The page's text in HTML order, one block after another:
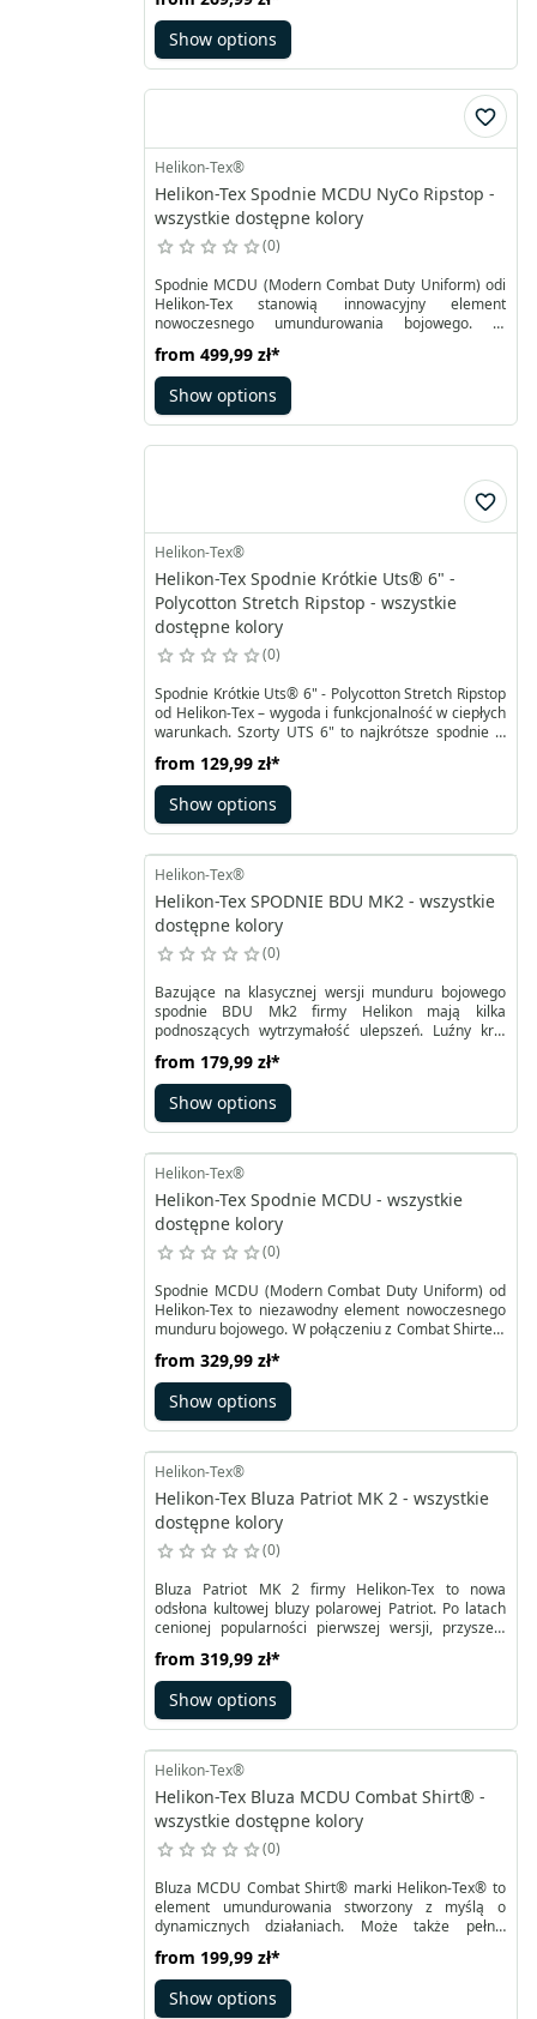
bojowego MBDU przydatną w trakcie dynamicznych
działań. Połączenie bawełny z nylonem zapewnia
wytrzymałość w strategicznych miejscach.
Show options
Helikon-Tex®
Helikon-Tex Spodnie MCDU NyCo Ripstop -
wszystkie dostępne kolory
0
Spodnie MCDU (Modern Combat Duty Uniform) odi
Helikon-Tex stanowią innowacyjny element
nowoczesnego umundurowania bojowego. W
pierwszą warstwę ochronną użytkownika,
gwarantując maksymalny komfort i funkcjonalność.
W celu stworzenia tego modelu użyto materiału
NyCo Ripstop jako głównego składnika.
from 499,99 zł*
Show options
Helikon-Tex®
Helikon-Tex Spodnie Krótkie Uts® 6" -
Polycotton Stretch Ripstop - wszystkie
dostępne kolory
0
Spodnie Krótkie Uts® 6" - Polycotton Stretch Ripstop
od Helikon-Tex – wygoda i funkcjonalność w ciepłych
warunkach. Szorty UTS 6" to najkrótsze spodnie w
ocenianych modelach taktycznych. Szorty UTS 6"
łączą w sobie doskonałą funkcjonalność z
dyskretnym wyglądem, pozwalając na swobodne
działanie w terenie, bez przyciągania niepożądanej
from 129,99 zł*
Show options
Helikon-Tex®
Helikon-Tex SPODNIE BDU MK2 - wszystkie
dostępne kolory
0
Bazujące na klasycznej wersji munduru bojowego
spodnie BDU Mk2 firmy Helikon mają kilka
podnoszących wytrzymałość ulepszeń. Luźny krój
pośladków i kolan. Nogawki profilowane zapewniają
swobodne ruchy. Konstrukcja z pojemnymi
kieszeniami bocznymi typu cargo zapinanymi na
guziki z dodatkową klapką.
from 179,99 zł*
Show options
Helikon-Tex®
Helikon-Tex Spodnie MCDU - wszystkie
dostępne kolory
0
Spodnie MCDU (Modern Combat Duty Uniform) od
Helikon-Tex to niezawodny element nowoczesnego
munduru bojowego. W połączeniu z Combat Shirtem
użytkownika, zapewniając maksymalny komfort i
funkcjonalność. W tym modelu zastosowano głównie
materiał Polycotton Stretch Ripstop, który jest
dostępny w różnych kolorach i kamuflażach.
from 329,99 zł*
Show options
Helikon-Tex®
Helikon-Tex Bluza Patriot MK 2 - wszystkie
dostępne kolory
0
Bluza Patriot MK 2 firmy Helikon-Tex to nowa
odsłona kultowej bluzy polarowej Patriot. Po latach
cenionej popularności pierwszej wersji, przyszedł
lepiej dopasowana i bardziej przemyślana wersja
tego klasyka. Polarowa bluza z kapturem Patriot Mk2
została wykonana z innowacyjnego materiału Hybrid
Fleece o gramaturze 340 g/m2, który pozwala
wersji polaru, jednocześnie obniżając wagę i
poprawiając oddychalność.
from 319,99 zł*
Show options
Helikon-Tex®
Helikon-Tex Bluza MCDU Combat Shirt® -
wszystkie dostępne kolory
0
Bluza MCDU Combat Shirt® marki Helikon-Tex® to
element umundurowania stworzony z myślą o
dynamicznych działaniach. Może także pełnić
Korpus bluzy wykonany jest z lekkiej, dobrze
oddychającej tkaniny TopCool, natomiast rękawy i
stojący kołnierz wykonano z trwałej tkaniny NYCO.
from 199,99 zł*
Show options